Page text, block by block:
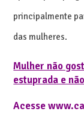
principalmente
das mulheres.
Mulher não
estuprada e
Acesse